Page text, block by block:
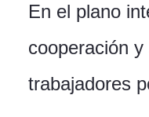
En el plano
cooperación
trabajadores